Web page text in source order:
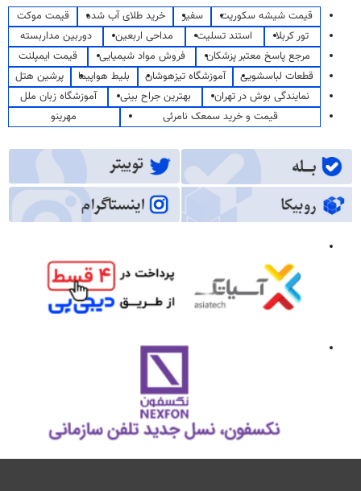
قیمت شیشه سکوریت سفیر خرید طلای آب شده
قیمت موکت
تور کربلا
استند تسلیت مداحی اربعین
دوربین مداربسته
مرجع پاسخ معتبر پزشکان
فروش مواد شیمیایی
قیمت ایمپلنت
قطعات لباسشویی
آموزشگاه تیزهوشان بلیط هواپیما
پرشین هتل
نمایندگی بوش در تهران
بهترین جراح بینی
آموزشگاه زبان ملل
قیمت و خرید سمعک نامرئی
مهرینو